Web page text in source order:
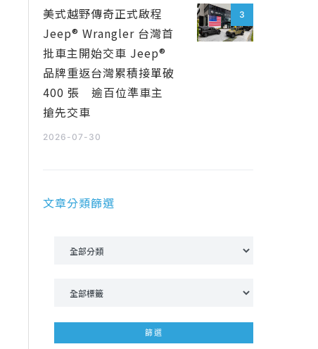
3
美式越野傳奇正式啟程
Jeep® Wrangler 台灣首
批車主開始交車 Jeep®
品牌重返台灣累積接單破
400 張 逾百位準車主
搶先交車
2026-07-30
文章分類篩選